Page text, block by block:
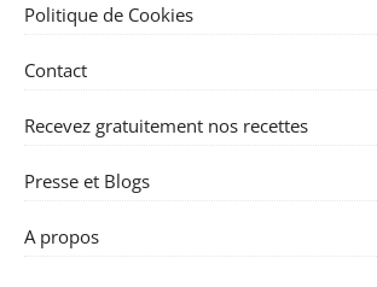
Politique de Cookies
Contact
Recevez gratuitement nos recettes
Presse et Blogs
A propos